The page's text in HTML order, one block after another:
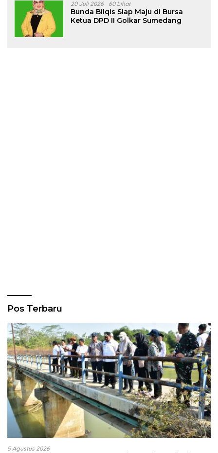
20 Juli 2026 60 Lihat
Bunda Bilqis Siap Maju di Bursa
Ketua DPD II Golkar Sumedang
Pos Terbaru
5 Agustus 2026